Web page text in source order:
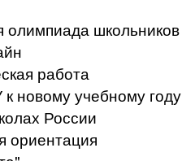
олимпиада школьников
работа
новому учебному году
России
ориентация